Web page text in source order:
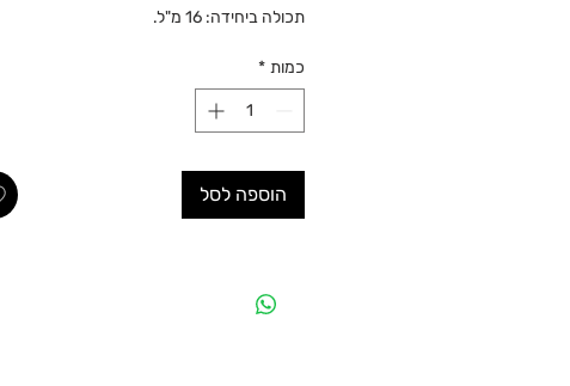
תכולה ביחידה: 16 מ"ל.
כמות *
הוספה לסל